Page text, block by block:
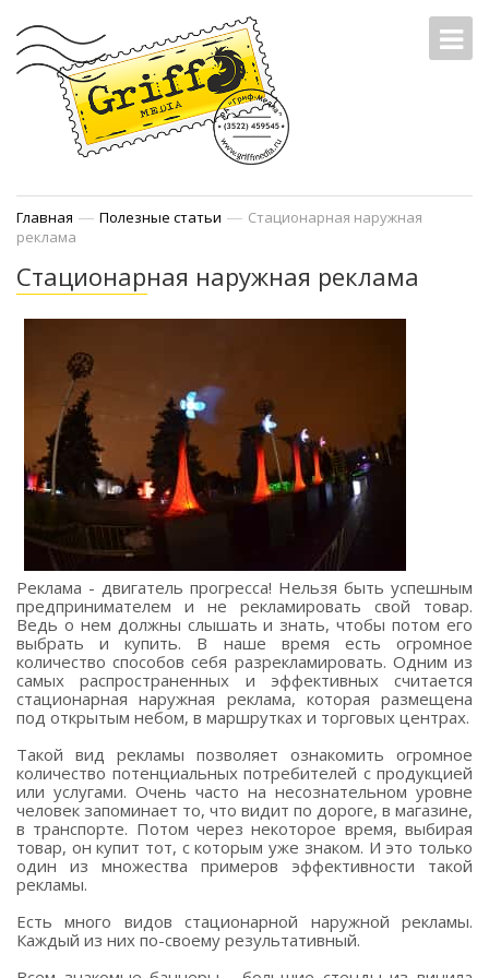
Главная — Полезные статьи — Стационарная наружная
реклама
Стационарная наружная реклама
Реклама - двигатель прогресса! Нельзя быть успешным
предпринимателем и не рекламировать свой товар.
Ведь о нем должны слышать и знать, чтобы потом его
выбрать и купить. В наше время есть огромное
количество способов себя разрекламировать. Одним из
самых распространенных и эффективных считается
стационарная наружная реклама, которая размещена
под открытым небом, в маршрутках и торговых центрах.
Такой вид рекламы позволяет ознакомить огромное
количество потенциальных потребителей с продукцией
или услугами. Очень часто на несознательном уровне
человек запоминает то, что видит по дороге, в магазине,
в транспорте. Потом через некоторое время, выбирая
товар, он купит тот, с которым уже знаком. И это только
один из множества примеров эффективности такой
рекламы.
Есть много видов стационарной наружной рекламы.
Каждый из них по-своему результативный.